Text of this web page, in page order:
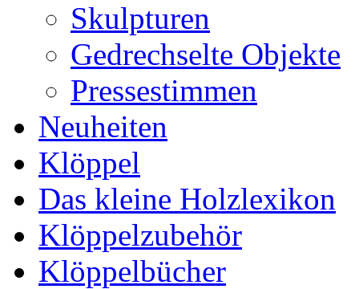
Skulpturen
Gedrechselte Objekte
Pressestimmen
Neuheiten
Klöppel
Das kleine Holzlexikon
Klöppelzubehör
Klöppelbücher